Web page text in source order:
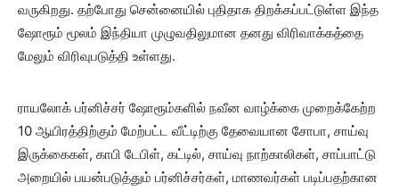
வருகிறது. தற்போது சென்னையில் புதிதாக திறக்கப்பட்டுள்ள இந்த
ஷோரூம் மூலம் இந்தியா முழுவதிலுமான தனது விரிவாக்கத்தை
மேலும் விரிவுபடுத்தி உள்ளது.
ராயலோக் பர்னிச்சர் ஷோரூம்களில் நவீன வாழ்க்கை முறைக்கேற்ற
10 ஆயிரத்திற்கும் மேற்பட்ட வீட்டிற்கு தேவையான சோபா, சாய்வு
இருக்கைகள், காபி டேபிள், கட்டில், சாய்வு நாற்காலிகள், சாப்பாட்டு
அறையில் பயன்படுத்தும் பர்னிச்சர்கள், மாணவர்கள் படிப்பதற்கான